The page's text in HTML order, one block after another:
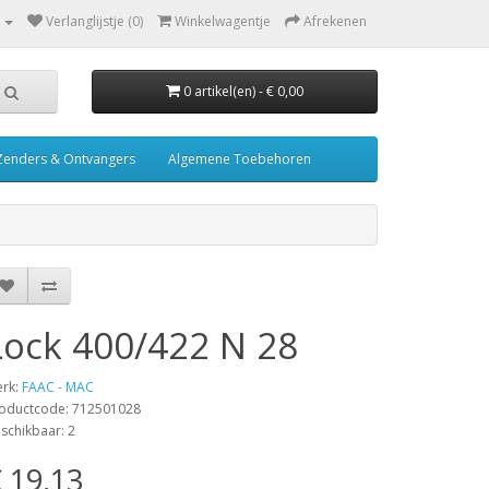
Verlanglijstje (0) Winkelwagentje Afrekenen
0 artikel(en) - € 0,00
& Ontvangers Algemene Toebehoren
400/422 N 28
FAAC - MAC
712501028
2
19,13